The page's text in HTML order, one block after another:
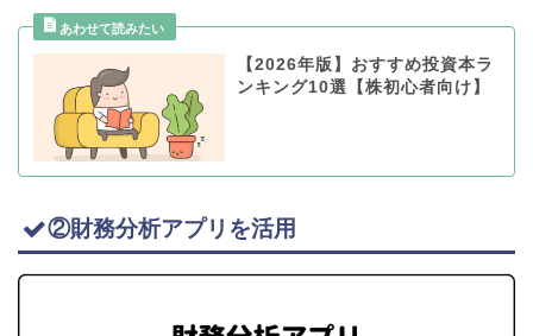
【2026年版】おすすめ投資本ラ
ンキング10選【株初心者向け】
②財務分析アプリを活用